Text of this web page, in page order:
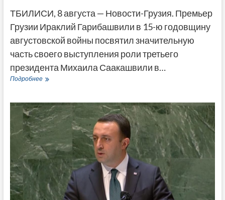
ТБИЛИСИ, 8 августа — Новости-Грузия. Премьер
Грузии Ираклий Гарибашвили в 15-ю годовщину
августовской войны посвятил значительную
часть своего выступления роли третьего
президента Михаила Саакашвили в…
Подробнее«Я
чего
не
знаете
вы»
Гарибашвили
назвал
Саакашвили
главным
виновником
оккупации